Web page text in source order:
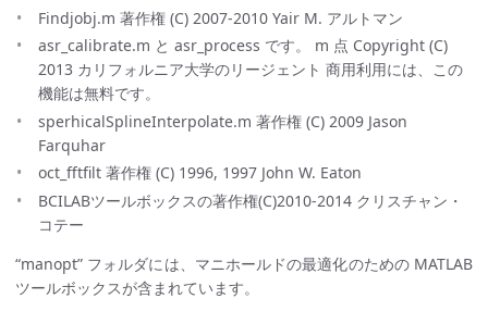
Findjobj.m 著作権 (C) 2007-2010 Yair M. アルトマン
asr_calibrate.m と asr_process です。 m 点 Copyright (C)
2013 カリフォルニア大学のリージェント 商用利用には、この
機能は無料です。
sperhicalSplineInterpolate.m 著作権 (C) 2009 Jason
Farquhar
oct_fftfilt 著作権 (C) 1996, 1997 John W. Eaton
BCILABツールボックスの著作権(C)2010-2014 クリスチャン・
コテー
“manopt” フォルダには、マニホールドの最適化のための MATLAB
ツールボックスが含まれています。